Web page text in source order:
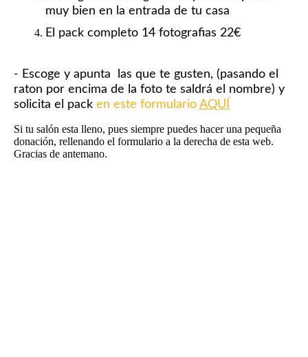
muy bien en la entrada de tu casa
El pack completo 14 fotografias 22€
- Escoge y apunta las que te gusten, (pasando el
raton por encima de la foto te saldrá el nombre) y
solicita el pack en este formulario AQUÍ
Si tu salón esta lleno, pues siempre puedes hacer una pequeña
donación, rellenando el formulario a la derecha de esta web.
Gracias de antemano.